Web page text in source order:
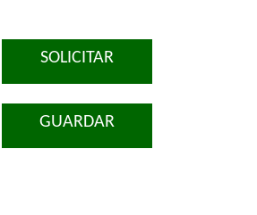
SOLICITAR
GUARDAR